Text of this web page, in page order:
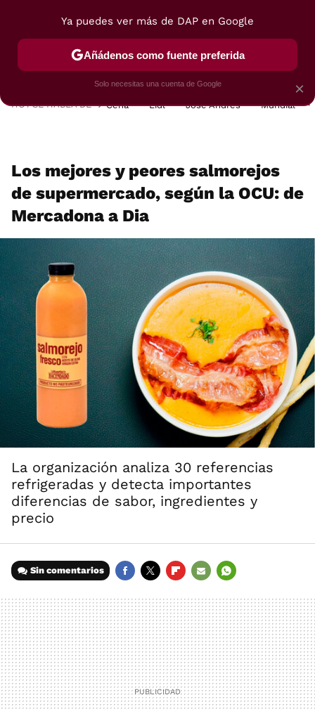
POSTRES VIAJES SELECCIÓN VEGUI
HOY SE HABLA DE Cena Lidl José Andrés Mundial
Los mejores y peores salmorejos
de supermercado, según la OCU: de
Mercadona a Dia
La organización analiza 30 referencias
refrigeradas y detecta importantes
diferencias de sabor, ingredientes y
precio
Sin comentarios
MAIL
×
Ya puedes ver más de DAP en Google
Añádenos como fuente preferida
Solo necesitas una cuenta de Google